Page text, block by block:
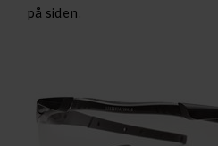
på siden.